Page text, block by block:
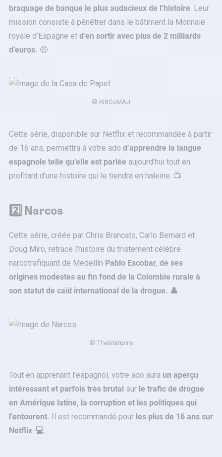
braquage de banque le plus audacieux de l’histoire. Leur
mission consiste à pénétrer dans le bâtiment la Monnaie
royale d’Espagne et d’en sortir avec plus de 2 milliards
d’euros. 🤑
© KI60zMAJ
Cette série, disponible sur Netflix et recommandée à partir
de 16 ans, permettra à votre ado d’apprendre la langue
espagnole telle qu’elle est parlée aujourd’hui tout en
profitant d’une histoire qui le tiendra en haleine. 📺
2️⃣ Narcos
Cette série, créée par Chris Brancato, Carlo Bernard et
Doug Miro, retrace l’histoire du tristement célèbre
narcotrafiquant de Medellín Pablo Escobar, de ses
origines modestes au fin fond de la Colombie rurale à
son statut de caïd international de la drogue. 👤
© TheVampire
Tout en apprenant l’espagnol, votre ado aura un aperçu
intéressant et parfois très brutal sur le trafic de drogue
en Amérique latine, la corruption et les politiques qui
l’entourent. Il est recommandé pour les plus de 16 ans sur
Netflix. 💻